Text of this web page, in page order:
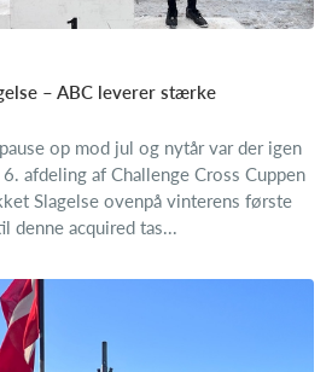
– ABC leverer stærke
op mod jul og nytår var der igen
afdeling af Challenge Cross Cuppen
Slagelse ovenpå vinterens første
denne acquired tas...